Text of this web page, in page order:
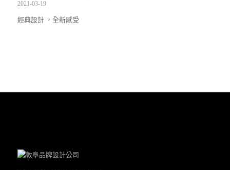
2021-03-19
經典設計 ，全新感受